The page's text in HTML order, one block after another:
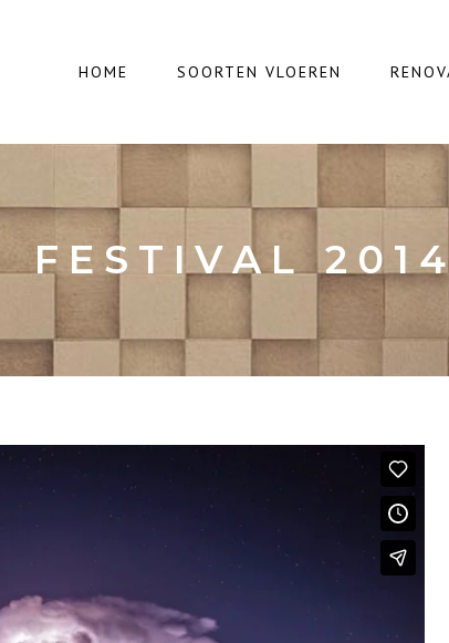
HOME SOORTEN VLOEREN
FESTIVAL 2014